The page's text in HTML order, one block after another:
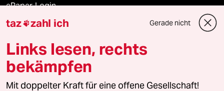
ePaper Login
Downloads für Abonnierende
© 2026 taz Verlags und Vertriebs GmbH
Alle Rechte vorbehalten. Bei rechtlichen Fragen oder für Genehmigungen
taz zahl ich Gerade nicht
Links lesen, rechts
bekämpfen
Mit doppelter Kraft für eine offene Gesellschaft!